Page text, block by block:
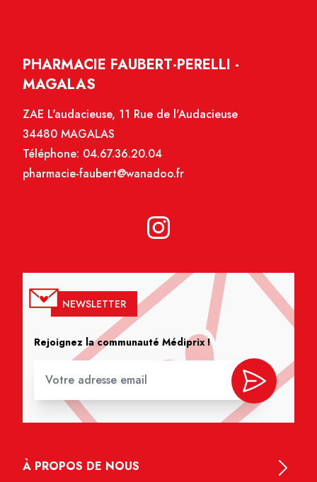
PHARMACIE FAUBERT-PERELLI -
MAGALAS
ZAE L'audacieuse, 11 Rue de l'Audacieuse
34480 MAGALAS
Téléphone: 04.67.36.20.04
pharmacie-faubert@wanadoo.fr
NEWSLETTER
Rejoignez la communauté Médiprix !
À PROPOS DE NOUS